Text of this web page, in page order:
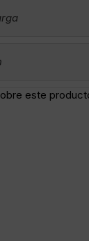
este